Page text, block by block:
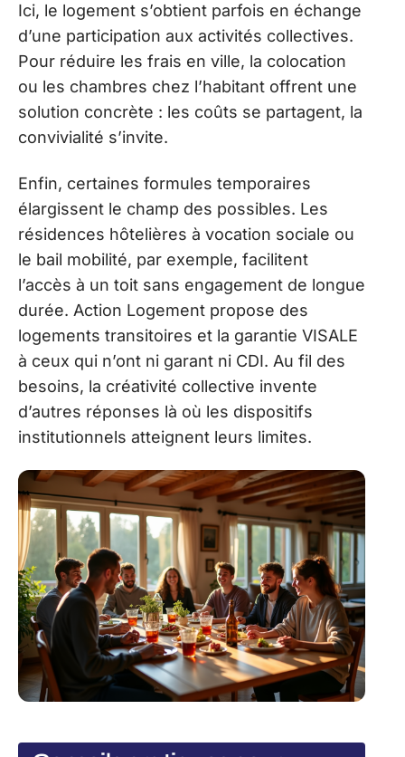
Ici, le logement s’obtient parfois en échange
d’une participation aux activités collectives.
Pour réduire les frais en ville, la colocation
ou les chambres chez l’habitant offrent une
solution concrète : les coûts se partagent, la
convivialité s’invite.
Enfin, certaines formules temporaires
élargissent le champ des possibles. Les
résidences hôtelières à vocation sociale ou
le bail mobilité, par exemple, facilitent
l’accès à un toit sans engagement de longue
durée. Action Logement propose des
logements transitoires et la garantie VISALE
à ceux qui n’ont ni garant ni CDI. Au fil des
besoins, la créativité collective invente
d’autres réponses là où les dispositifs
institutionnels atteignent leurs limites.